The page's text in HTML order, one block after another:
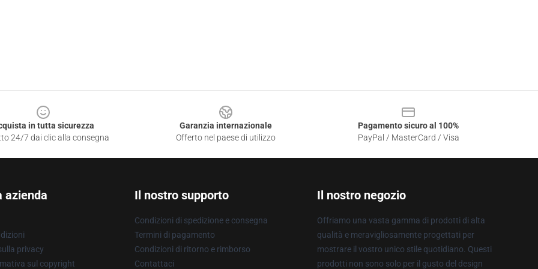
in tutta sicurezza
24/7 dai clic alla consegna
Garanzia internazionale
Offerto nel paese di utilizzo
Pagamento sicuro al 100%
PayPal / MasterCard / Visa
azienda
privacy
sul copyright
Il nostro supporto
Condizioni di spedizione e consegna
Termini di pagamento
Condizioni di ritorno e rimborso
Contattaci
Il nostro negozio
Offriamo una vasta gamma di prodotti di alta
qualità e meravigliosamente progettati per
mostrare il vostro unico stile quotidiano. Questi
prodotti non sono solo per il gusto del design